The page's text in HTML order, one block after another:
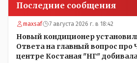
Последние сообщения
maxsaf 7 августа 2026 г. в 18:42
Новый кондиционер
Ответа на главный вопрос про
центре Костаная "НГ"